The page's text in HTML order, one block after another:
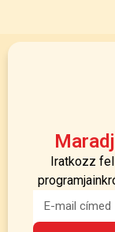
Iratkozz